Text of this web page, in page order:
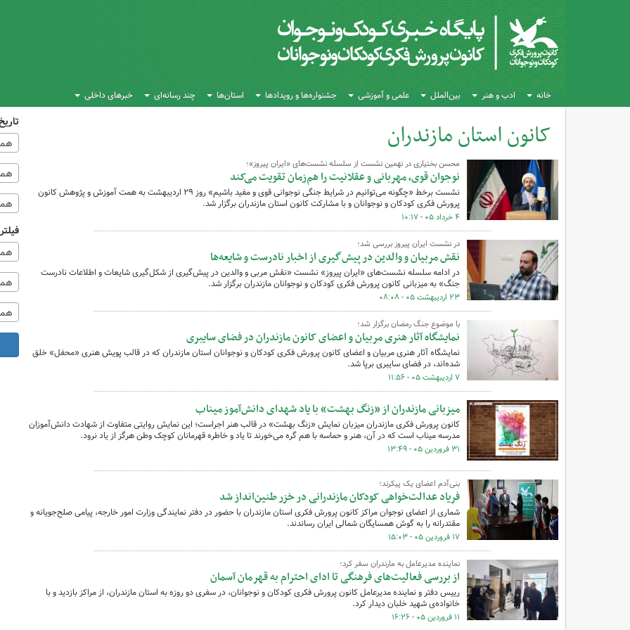
خانه ادب و هنر بین‌الملل علمی و آموزشی جشنواره‌ها و رویدادها استان‌ها چند رسانه‌ای خبرهای داخلی
کانون استان مازندران
کل اخبار:36 محسن بختیاری در نهمین نشست از سلسله نشست‌های «ایران پیروز»؛‌
نوجوان قوی، مهربانی و عقلانیت را هم‌زمان تقویت می‌کند
نشست برخط «چگونه می‌توانیم در شرایط جنگی نوجوانی قوی و مفید باشیم» روز ۲۹ اردیبهشت به همت آموزش و پژوهش کانون
پرورش فکری کودکان و نوجوانان و با مشارکت کانون استان مازندران برگزار شد.
۴ خرداد ۰۵ - ۱۰:۱۷
در نشست‌ ایران پیروز بررسی شد؛
نقش مربیان و والدین در پیش‌گیری از اخبار نادرست و شایعه‌ها
در ادامه سلسله‌ نشست‌های «ایران پیروز» نشست «نقش مربی و والدین در پیش‌گیری از شکل‌گیری شایعات و اطلاعات نادرست
جنگ» به میزبانی کانون پرورش فکری کودکان و نوجوانان مازندران برگزار شد.
۲۳ اردیبهشت ۰۵ - ۰۸:۰۸
با موضوع جنگ رمضان برگزار شد؛
نمایشگاه آثار هنری مربیان و اعضای کانون مازندران در فضای سایبری
نمایشگاه آثار هنری مربیان و اعضای کانون پرورش فکری کودکان و نوجوانان استان مازندران که در قالب پویش هنری «محفل» خلق
شده‌اند، در فضای سایبری برپا شد.
۷ اردیبهشت ۰۵ - ۱۱:۵۶
میزبانی مازندران از «زنگ بهشت» با یاد شهدای دانش‌آموز میناب
کانون پرورش فکری مازندران میزبان نمایش «زنگ بهشت» در قالب هنر اجراست؛ این نمایش روایتی متفاوت از شهادت دانش‌آموزان
مدرسه میناب است که در آن، هنر و حماسه با هم گره می‌خورند تا یاد و خاطره قهرمانان کوچک وطن هرگز از یاد نرود.
۳۱ فروردین ۰۵ - ۱۳:۴۹
بنی‌آدم اعضای یک پیکرند؛
فریاد عدالت‌خواهی کودکان مازندرانی در خزر طنین‌انداز شد
شماری از اعضای نوجوان مراکز کانون پرورش فکری استان مازندران با حضور در دفتر نمایندگی وزارت امور خارجه، پیامی صلح‌جویانه و
مقتدرانه را به گوش همسایگان شمالی ایران رساندند.
۱۷ فروردین ۰۵ - ۱۵:۰۳
نماینده مدیرعامل به مارندران سفر کرد؛
از بررسی فعالیت‌های فرهنگی تا ادای احترام به قهرمان آسمان
رییس دفتر و نماینده مدیرعامل کانون پرورش فکری کودکان و نوجوانان، در سفری دو روزه به استان مازندران، از مراکز بازدید و با
خانواده‌ی شهید خلبان دیدار کرد.
۱۱ فروردین ۰۵ - ۱۶:۲۶